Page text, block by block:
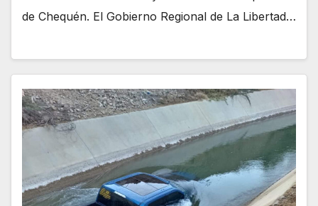
de Chequén. El Gobierno Regional de La Libertad…